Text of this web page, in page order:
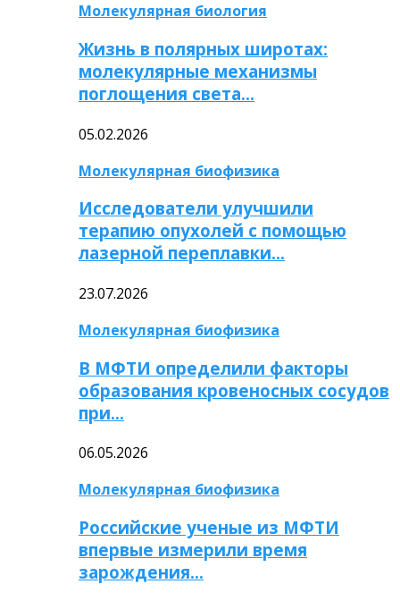
Молекулярная биология
Жизнь в полярных широтах:
молекулярные механизмы
поглощения света…
05.02.2026
Молекулярная биофизика
Исследователи улучшили
терапию опухолей с помощью
лазерной переплавки…
23.07.2026
Молекулярная биофизика
В МФТИ определили факторы
образования кровеносных сосудов
при…
06.05.2026
Молекулярная биофизика
Российские ученые из МФТИ
впервые измерили время
зарождения…